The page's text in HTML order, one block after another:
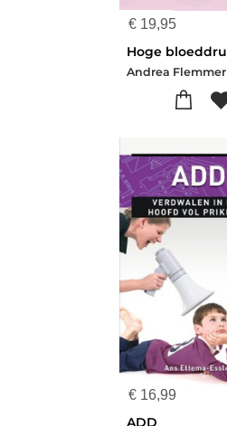
€ 19,95
Andrea Flemmer
€ 16,99
ADD